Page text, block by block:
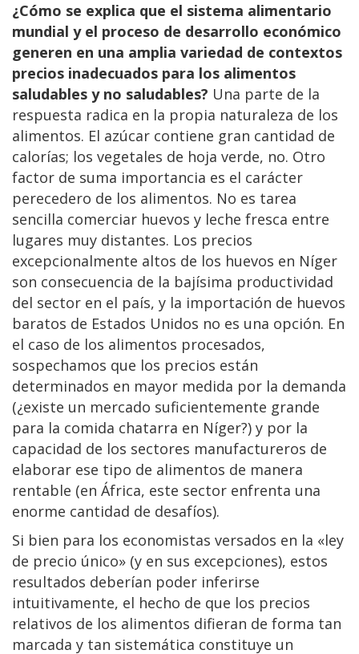
¿Cómo se explica que el sistema alimentario
mundial y el proceso de desarrollo económico
generen en una amplia variedad de contextos
precios inadecuados para los alimentos
saludables y no saludables? Una parte de la
respuesta radica en la propia naturaleza de los
alimentos. El azúcar contiene gran cantidad de
calorías; los vegetales de hoja verde, no. Otro
factor de suma importancia es el carácter
perecedero de los alimentos. No es tarea
sencilla comerciar huevos y leche fresca entre
lugares muy distantes. Los precios
excepcionalmente altos de los huevos en Níger
son consecuencia de la bajísima productividad
del sector en el país, y la importación de huevos
baratos de Estados Unidos no es una opción. En
el caso de los alimentos procesados,
sospechamos que los precios están
determinados en mayor medida por la demanda
(¿existe un mercado suficientemente grande
para la comida chatarra en Níger?) y por la
capacidad de los sectores manufactureros de
elaborar ese tipo de alimentos de manera
rentable (en África, este sector enfrenta una
enorme cantidad de desafíos).
Si bien para los economistas versados en la «ley
de precio único» (y en sus excepciones), estos
resultados deberían poder inferirse
intuitivamente, el hecho de que los precios
relativos de los alimentos difieran de forma tan
marcada y tan sistemática constituye un